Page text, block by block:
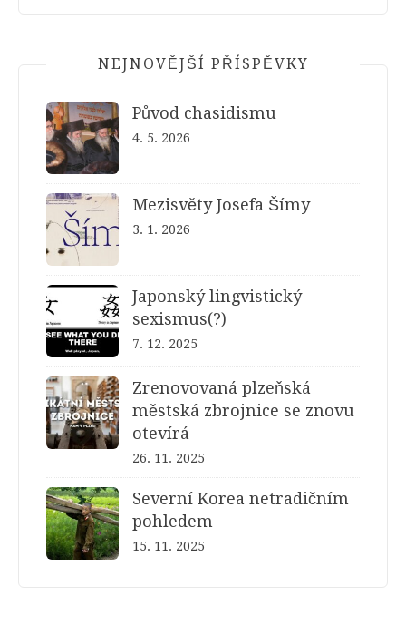
NEJNOVĚJŠÍ PŘÍSPĚVKY
Původ chasidismu
4. 5. 2026
Mezisvěty Josefa Šímy
3. 1. 2026
Japonský lingvistický
sexismus(?)
7. 12. 2025
Zrenovovaná plzeňská
městská zbrojnice se znovu
otevírá
26. 11. 2025
Severní Korea netradičním
pohledem
15. 11. 2025